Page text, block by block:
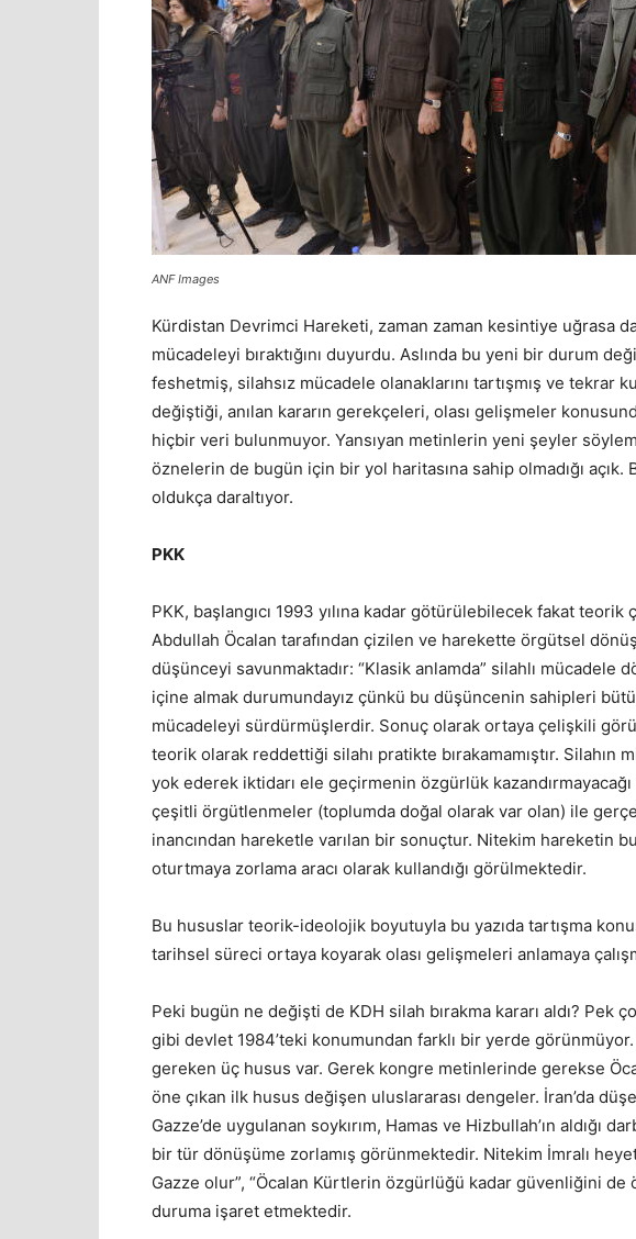
ANF Images
Kürdistan Devrimci Hareketi, zaman zaman kesintiye uğrasa
mücadeleyi bıraktığını duyurdu. Aslında bu yeni bir durum
feshetmiş, silahsız mücadele olanaklarını tartışmış ve tekrar
değiştiği, anılan kararın gerekçeleri, olası gelişmeler
hiçbir veri bulunmuyor. Yansıyan metinlerin yeni şeyler
öznelerin de bugün için bir yol haritasına sahip olmadığı açık.
oldukça daraltıyor.
PKK
PKK, başlangıcı 1993 yılına kadar götürülebilecek fakat teorik
Abdullah Öcalan tarafından çizilen ve harekette örgütsel
düşünceyi savunmaktadır: “Klasik anlamda” silahlı mücadele
içine almak durumundayız çünkü bu düşüncenin sahipleri
mücadeleyi sürdürmüşlerdir. Sonuç olarak ortaya çelişkili
teorik olarak reddettiği silahı pratikte bırakamamıştır. Silahın
yok ederek iktidarı ele geçirmenin özgürlük
çeşitli örgütlenmeler (toplumda doğal olarak var olan) ile
inancından hareketle varılan bir sonuçtur. Nitekim hareketin
oturtmaya zorlama aracı olarak kullandığı görülmektedir.
Bu hususlar teorik-ideolojik boyutuyla bu yazıda tartışma
tarihsel süreci ortaya koyarak olası gelişmeleri anlamaya
Peki bugün ne değişti de KDH silah bırakma kararı aldı? Pek
gibi devlet 1984’teki konumundan farklı bir yerde görünmüyor.
gereken üç husus var. Gerek kongre metinlerinde gerekse
öne çıkan ilk husus değişen uluslararası dengeler. İran’da
Gazze’de uygulanan soykırım, Hamas ve Hizbullah’ın aldığı
bir tür dönüşüme zorlamış görünmektedir. Nitekim İmralı
Gazze olur”, “Öcalan Kürtlerin özgürlüğü kadar güvenliğini
duruma işaret etmektedir.